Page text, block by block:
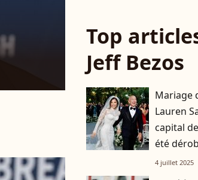
Top
Jeff Bezos
Mariage
Lauren
capital
été
4 juillet 2025